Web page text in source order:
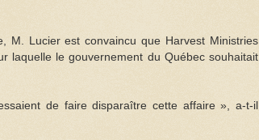
M. Lucier est convaincu que Harvest Ministries
laquelle le gouvernement du Québec souhaitait
de faire disparaître cette affaire », a-t-il